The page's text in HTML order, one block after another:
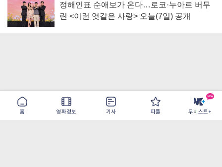
홈 영화정보 기사 피플 무비스트+
정해인표 순애보가 온다…로코·누아르 버무
린 <이런 엿같은 사랑> 오늘(7일) 공개